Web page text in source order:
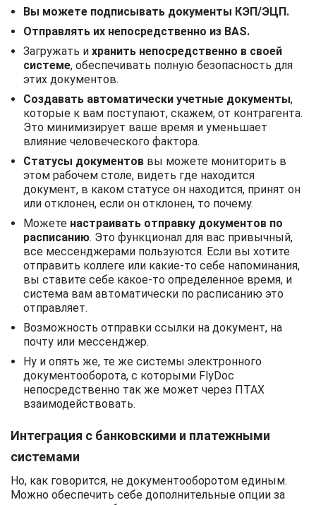
Вы можете подписывать документы КЭП/ЭЦП.
Отправлять их непосредственно из BAS.
Загружать и хранить непосредственно в своей
системе, обеспечивать полную безопасность для
этих документов.
Создавать автоматически учетные документы,
которые к вам поступают, скажем, от контрагента.
Это минимизирует ваше время и уменьшает
влияние человеческого фактора.
Статусы документов вы можете мониторить в
этом рабочем столе, видеть где находится
документ, в каком статусе он находится, принят он
или отклонен, если он отклонен, то почему.
Можете настраивать отправку документов по
расписанию. Это функционал для вас привычный,
все мессенджерами пользуются. Если вы хотите
отправить коллеге или какие-то себе напоминания,
вы ставите себе какое-то определенное время, и
система вам автоматически по расписанию это
отправляет.
Возможность отправки ссылки на документ, на
почту или мессенджер.
Ну и опять же, те же системы электронного
документооборота, с которыми FlyDoc
непосредственно так же может через ПТАХ
взаимодействовать.
Интеграция с банковскими и платежными
системами
Но, как говорится, не документооборотом единым.
Можно обеспечить себе дополнительные опции за